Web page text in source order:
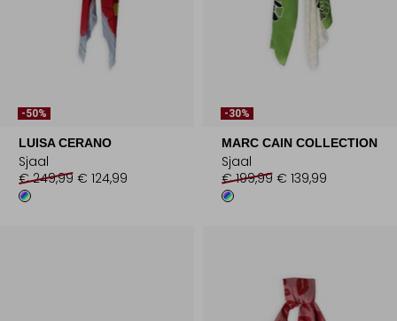
-50%
LUISA CERANO
Sjaal
€ 249,99 € 124,99
-30%
MARC CAIN COLLECTION
Sjaal
€ 199,99 € 139,99